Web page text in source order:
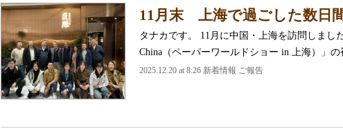
11月末 上海で過ごした数日
タナカです。 11月に中国・上海を訪問しまし
China（ペーパーワールドショー in 上海）」
2025.12.20 at 8:26 新着情報 ご報告